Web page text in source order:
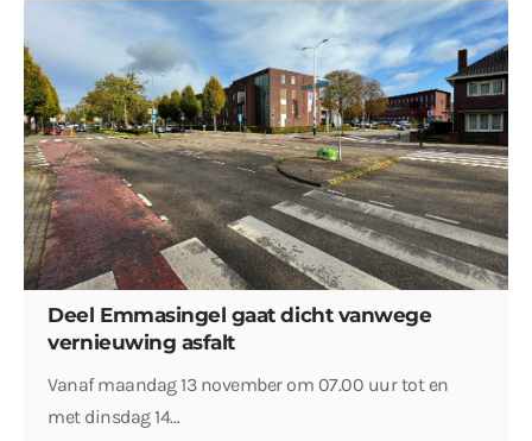
Deel Emmasingel gaat dicht vanwege
vernieuwing asfalt
Vanaf maandag 13 november om 07.00 uur tot en
met dinsdag 14…